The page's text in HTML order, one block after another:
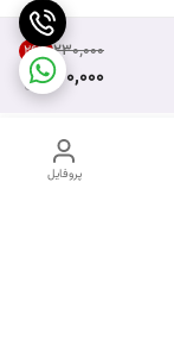
۲۳۰٬۰۰۰ 26%
170,000
پروفایل